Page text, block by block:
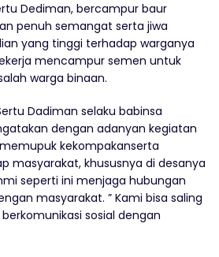
Dediman, bercampur baur
penuh semangat serta jiwa
yang tinggi terhadap warganya
mencampur semen untuk
warga binaan.
Dadiman selaku babinsa
dengan adanyan kegiatan
kekompakanserta
masyarakat, khususnya di desanya
seperti ini menjaga hubungan
masyarakat. ” Kami bisa saling
sosial dengan